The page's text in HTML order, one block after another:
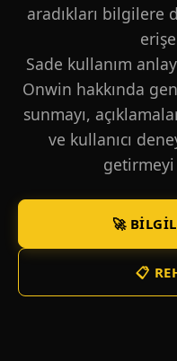
aradıkları bilgilere
Sade kullanım
Onwin hakkında
sunmayı,
ve kullanıcı
getirmeyi
🚀
📋